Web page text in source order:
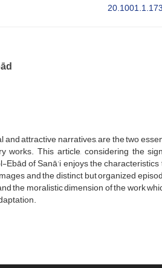
attractive narratives, are the two
This article, considering the
of Sanā’i enjoys the
and the distinct but organized
the moralistic dimension of the work